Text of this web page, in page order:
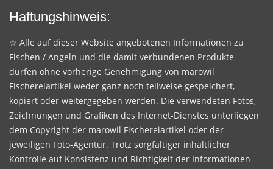
Haftungshinweis:
☆ Alle auf dieser Website angebotenen Informationen zu
Fischen / Angeln und die damit verbundenen Produkte
dürfen ohne vorherige Genehmigung von marowil
Fischereiartikel weder ganz noch teilweise gespeichert,
kopiert oder weitergegeben werden. Die verwendeten Fotos,
Zeichnungen und Grafiken des Internet-Dienstes unterliegen
dem Copyright der marowil Fischereiartikel oder der
jeweiligen Foto-Agentur. Trotz sorgfältiger inhaltlicher
Kontrolle auf Konsistenz und Richtigkeit der Informationen